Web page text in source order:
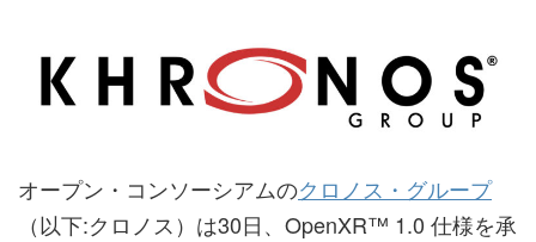
オープン・コンソーシアムのクロノス・グループ
（以下:クロノス）は30日、OpenXR™ 1.0 仕様を承